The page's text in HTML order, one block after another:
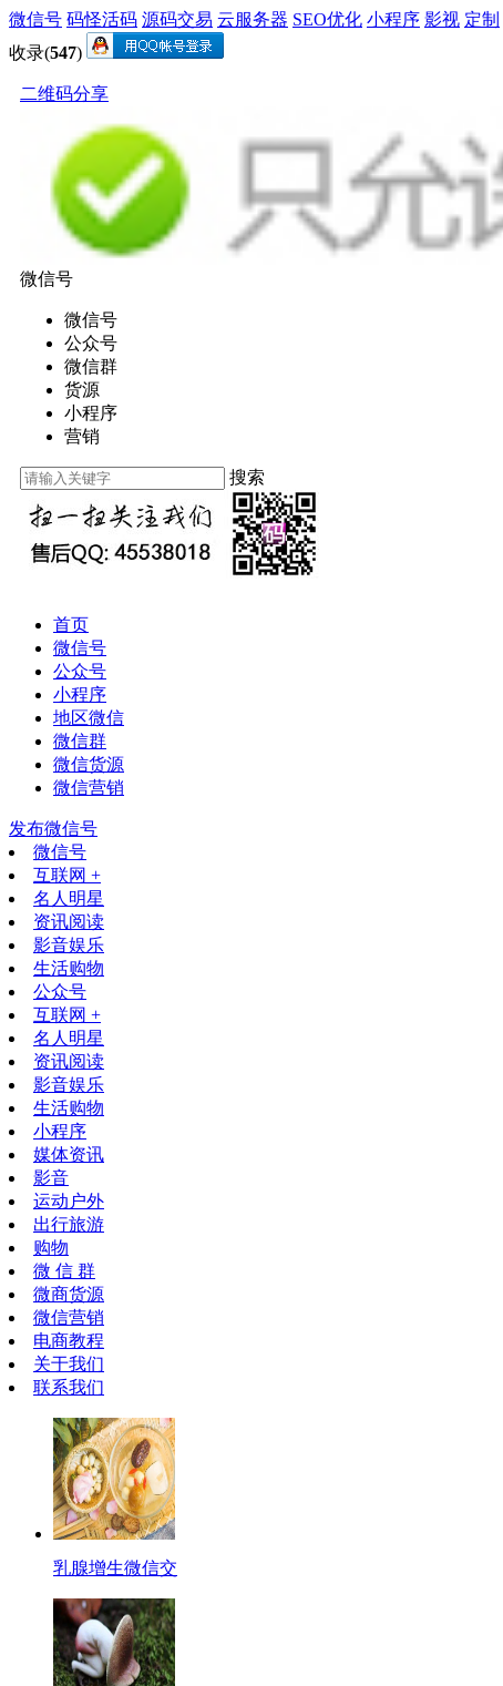
微信号 码怪活码 源码交易 云服务器 SEO优化 小程序 影视 定制
收录(547)
二维码分享
微信号
微信号
公众号
微信群
货源
小程序
营销
搜索
首页
微信号
公众号
小程序
地区微信
微信群
微信货源
微信营销
发布微信号
微信号
互联网 +
名人明星
资讯阅读
影音娱乐
生活购物
公众号
互联网 +
名人明星
资讯阅读
影音娱乐
生活购物
小程序
媒体资讯
影音
运动户外
出行旅游
购物
微 信 群
微商货源
微信营销
电商教程
关于我们
联系我们
乳腺增生微信交